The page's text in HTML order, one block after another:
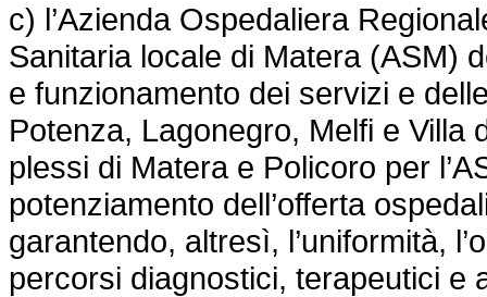
c) l’Azienda Ospedaliera
Sanitaria locale di Matera (ASM)
e funzionamento dei servizi e
Potenza, Lagonegro, Melfi e Villa
plessi di Matera e Policoro per
potenziamento dell’offerta
garantendo, altresì, l’uniformità,
percorsi diagnostici, terapeutici e